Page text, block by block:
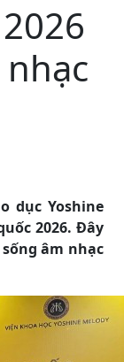
dục Yoshine
2026. Đây
âm nhạc